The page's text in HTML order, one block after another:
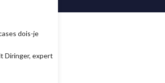
dois-je
Diringer, expert